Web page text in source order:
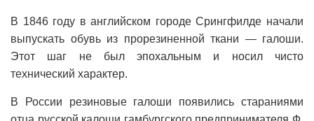
В 1846 году в английском городе Срингфилде начали
выпускать обувь из прорезиненной ткани — галоши.
Этот шаг не был эпохальным и носил чисто
технический характер.
В России резиновые галоши появились стараниями